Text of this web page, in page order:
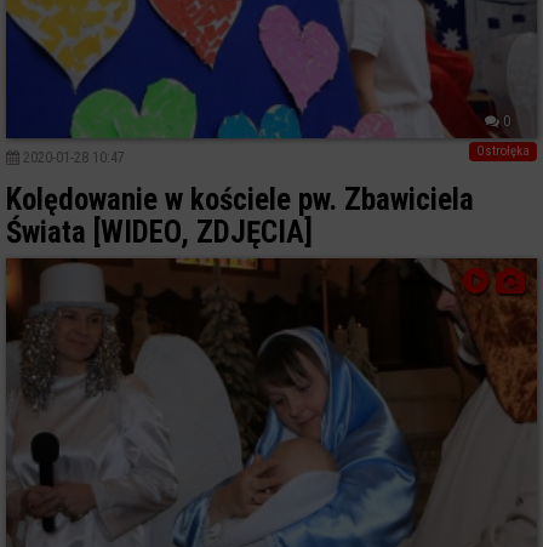
0
Ostrołęka
2020-01-28 10:47
Kolędowanie w kościele pw. Zbawiciela
Świata [WIDEO, ZDJĘCIA]